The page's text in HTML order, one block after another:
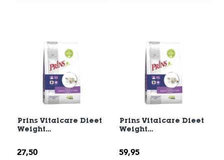
Prins Vitalcare Dieet
Weight
27,50
Prins Vitalcare Dieet
Weight
59,95